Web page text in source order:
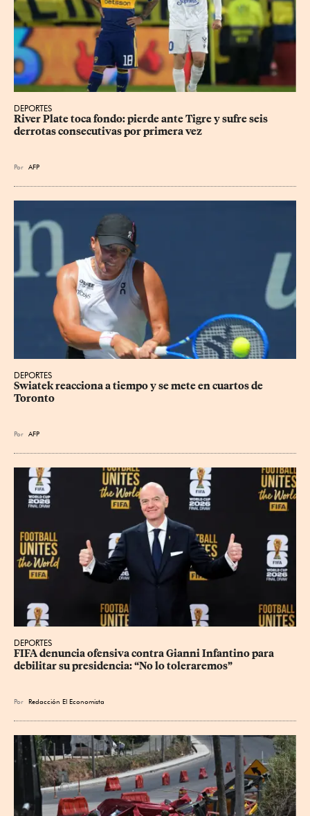
DEPORTES
River Plate toca fondo: pierde ante Tigre y sufre seis
derrotas consecutivas por primera vez
Por AFP
DEPORTES
Swiatek reacciona a tiempo y se mete en cuartos de
Toronto
Por AFP
DEPORTES
FIFA denuncia ofensiva contra Gianni Infantino para
debilitar su presidencia: “No lo toleraremos”
Por Redacción El Economista